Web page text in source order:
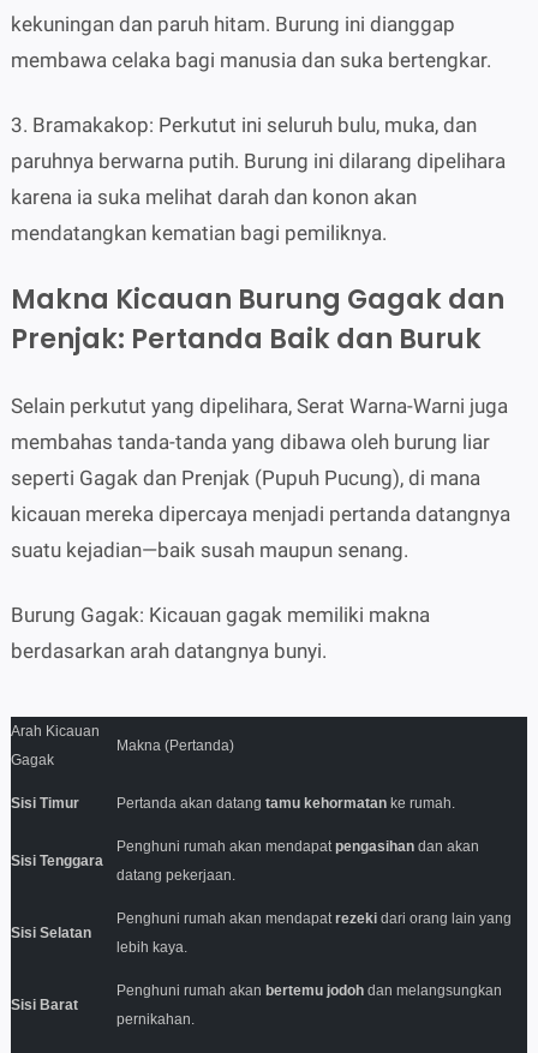
kekuningan dan paruh hitam. Burung ini dianggap
membawa celaka bagi manusia dan suka bertengkar.
3. Bramakakop: Perkutut ini seluruh bulu, muka, dan
paruhnya berwarna putih. Burung ini dilarang dipelihara
karena ia suka melihat darah dan konon akan
mendatangkan kematian bagi pemiliknya.
Makna Kicauan Burung Gagak dan
Prenjak: Pertanda Baik dan Buruk
Selain perkutut yang dipelihara, Serat Warna-Warni juga
membahas tanda-tanda yang dibawa oleh burung liar
seperti Gagak dan Prenjak (Pupuh Pucung), di mana
kicauan mereka dipercaya menjadi pertanda datangnya
suatu kejadian—baik susah maupun senang.
Burung Gagak: Kicauan gagak memiliki makna
berdasarkan arah datangnya bunyi.
Arah Kicauan
Gagak
Makna (Pertanda)
Sisi Timur Pertanda akan datang tamu kehormatanke rumah.
Sisi Tenggara
Penghuni rumah akan mendapatpengasihandan akan
datang pekerjaan.
Sisi Selatan
Penghuni rumah akan mendapatrezekidari orang lain yang
lebih kaya.
Sisi Barat
Penghuni rumah akan bertemu jodohdan melangsungkan
pernikahan.